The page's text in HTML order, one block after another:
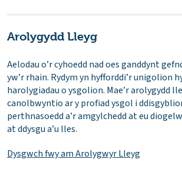
Arolygydd Lleyg
Aelodau o’r cyhoedd nad oes ganddynt
yw’r rhain. Rydym yn hyfforddi’r unigolion
harolygiadau o ysgolion. Mae’r arolygydd
canolbwyntio ar y profiad ysgol i
perthnasoedd a’r amgylchedd at eu
at ddysgu a’u lles.
Dysgwch fwy am Arolygwyr Lleyg